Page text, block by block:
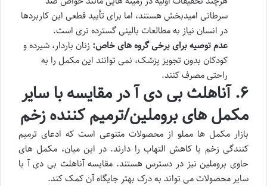
سرطانی امیدبخش هستند، اما برای تأیید قطعی این کاربردها
در انسان نیاز به مطالعات بالینی گسترده تری است.
عدم توصیه برای برخی گروه های خاص: زنان باردار، شیرده و
کودکان بدون تجویز پزشک، نمی توانند این مکمل را به
راحتی مصرف کنند.
۶. آناهلث بی دی آ در مقایسه با سایر
مکمل های بروملین/ترمیم کننده زخم
بازار مکمل ها مملو از محصولات متنوعی است که ادعای ترمیم
کنندگی زخم یا کاهش التهاب را دارند. در این میان، مکمل های
حاوی بروملین نیز در دسترس هستند. مقایسه آناهلث بی دی آ با
سایر محصولات می تواند به درک بهتر جایگاه آن کمک کند.